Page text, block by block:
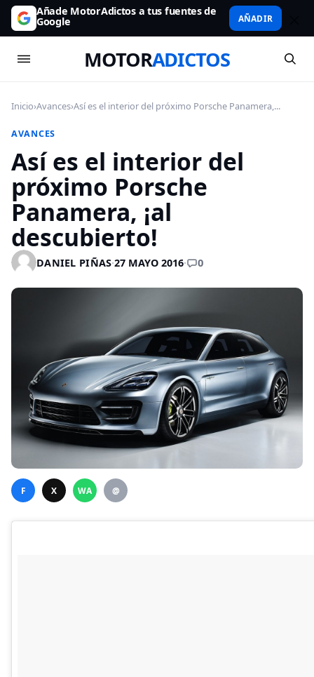
Añade MotorAdictos a tus fuentes de
Google AÑADIR
MOTORADICTOS
Inicio›Avances›Así es el interior del próximo Porsche Panamera,...
AVANCES
Así es el interior del
próximo Porsche
Panamera, ¡al
descubierto!
DANIEL PIÑAS·27 MAYO 2016· 0
F X WA @